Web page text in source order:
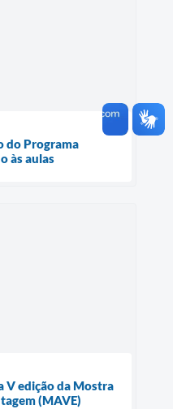
do Programa
às aulas
V edição da Mostra
(MAVE)